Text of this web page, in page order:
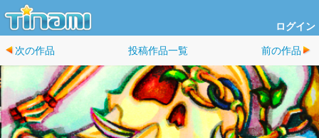
ログイン
次の作品 投稿作品一覧 前の作品